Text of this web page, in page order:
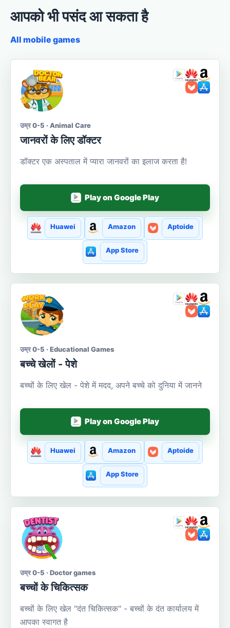
आपको भी पसंद आ सकता है
All mobile games
उम्र 0-5 · Animal Care
जानवरों के लिए डॉक्टर
डॉक्टर एक अस्पताल में प्यारा जानवरों का इलाज करता है!
Play on Google Play
Huawei Amazon Aptoide
App Store
उम्र 0-5 · Educational Games
बच्चे खेलों - पेशे
बच्चों के लिए खेल - पेशे में मदद, अपने बच्चे को दुनिया में जानने
Play on Google Play
Huawei Amazon Aptoide
App Store
उम्र 0-5 · Doctor games
बच्चों के चिकित्सक
बच्चों के लिए खेल "दंत चिकित्सक" - बच्चों के दंत कार्यालय में
आपका स्वागत है